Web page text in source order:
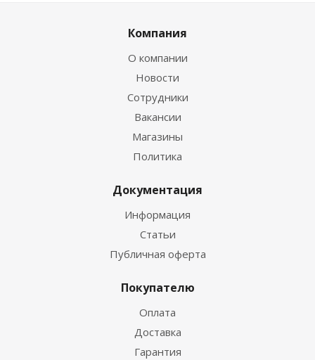
Компания
О компании
Новости
Сотрудники
Вакансии
Магазины
Политика
Документация
Информация
Статьи
Публичная оферта
Покупателю
Оплата
Доставка
Гарантия